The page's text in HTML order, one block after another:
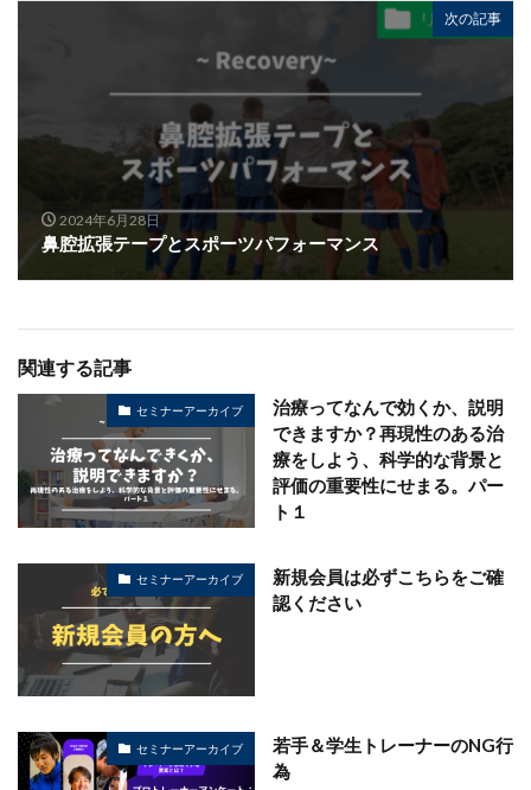
次の記事
2024年6月28日
鼻腔拡張テープとスポーツパフォーマンス
関連する記事
セミナーアーカイブ
治療ってなんで効くか、説明
できますか？再現性のある治
療をしよう、科学的な背景と
評価の重要性にせまる。パー
ト１
セミナーアーカイブ
新規会員は必ずこちらをご確
認ください
セミナーアーカイブ
若手＆学生トレーナーのNG行
為